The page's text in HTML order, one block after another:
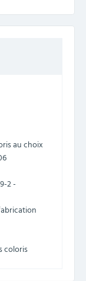
au choix
2 -
coloris